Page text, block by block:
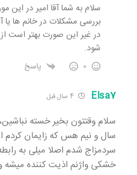
سلام به شما آقا امیر در این
بررسی مشکلات در خانم ها
در غیر این صورت بهتر است
شود.
0 پاسخ
Elsa7 4 سال قبل
سلام وقتتون بخیر خسته
سال و نیم هس که زایمان کردم از
سردمزاج شدم اصلا میلی به
خشکی واژنم اذیت کننده میشه